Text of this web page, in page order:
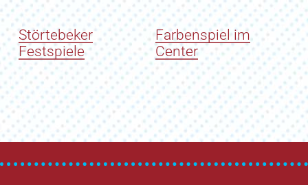
Störtebeker
Festspiele
Farbenspiel im
Center